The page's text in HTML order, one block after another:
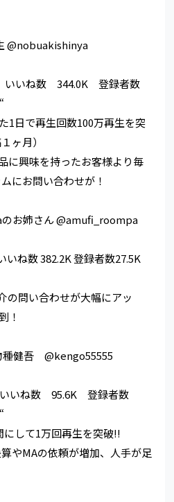
@nobuakishinya
いいね数 344.0K 登録者数
1日で再生回数100万再生を突
ヶ月）
に興味を持ったお客様より毎
にお問い合わせが！
お姉さん @amufi_roompa
いね数 382.2K 登録者数27.5K
の問い合わせが大幅にアッ
！
種健吾 @kengo55555
いね数 95.6K 登録者数
して1万回再生を突破!!
やMAの依頼が増加、人手が足